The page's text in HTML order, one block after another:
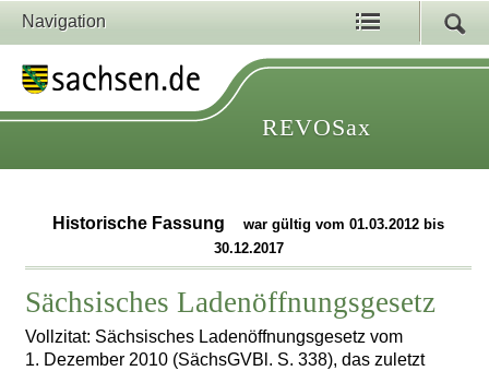
Navigation
REVOSax
Historische Fassung
war gültig vom 01.03.2012 bis
30.12.2017
Sächsisches Ladenöffnungsgesetz
Vollzitat: Sächsisches Ladenöffnungsgesetz vom
1. Dezember 2010 (SächsGVBl. S. 338), das zuletzt